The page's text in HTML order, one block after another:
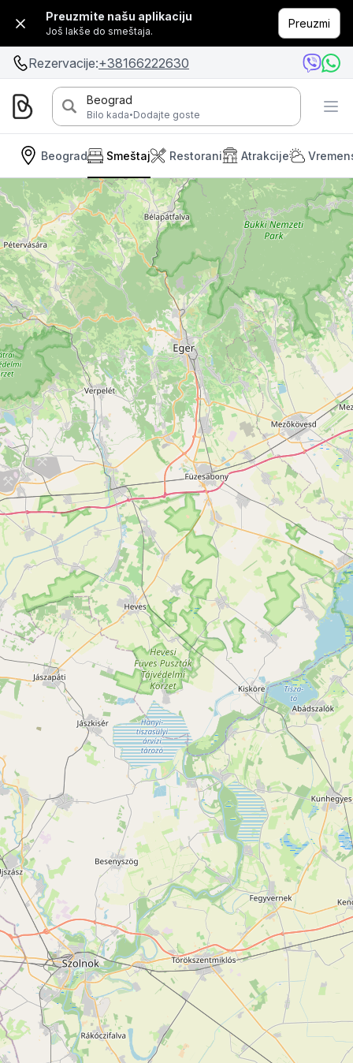
Preuzmite našu aplikaciju
Još lakše do smeštaja.
Preuzmi
Rezervacije:+38166222630
Beograd
Bilo kada·Dodajte goste
Beograd Smeštaj Restorani Atrakcije